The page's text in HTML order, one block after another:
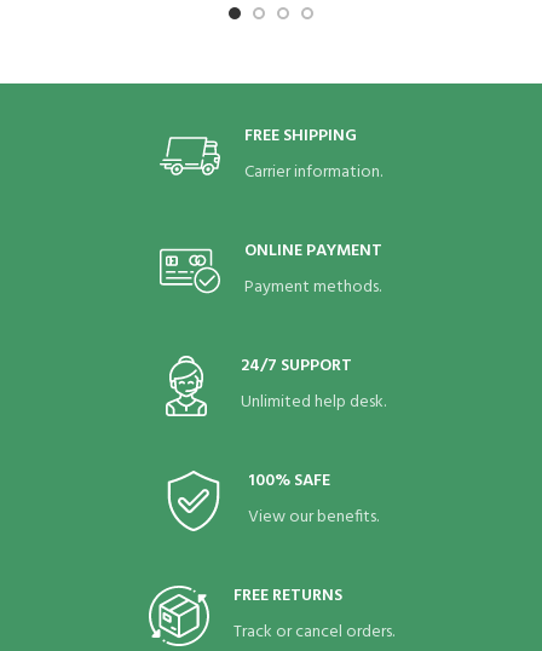
FREE SHIPPING
Carrier information.
ONLINE PAYMENT
Payment methods.
24/7 SUPPORT
Unlimited help desk.
100% SAFE
View our benefits.
FREE RETURNS
Track or cancel orders.